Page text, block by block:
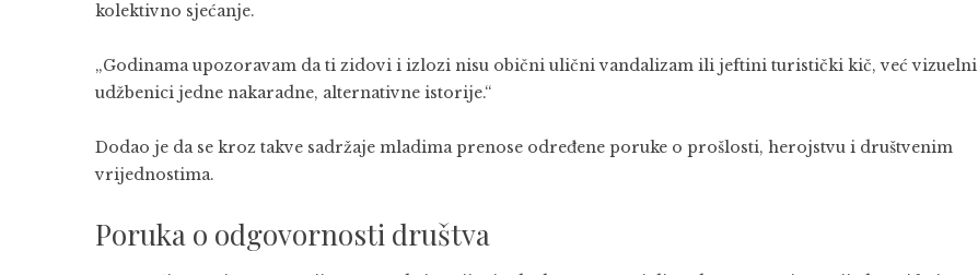
kolektivno sjećanje.
„Godinama upozoravam da ti zidovi i izlozi nisu obični ulični vandalizam ili jeftini turistički kič, već vizuelni
udžbenici jedne nakaradne, alternativne istorije.“
Dodao je da se kroz takve sadržaje mladima prenose određene poruke o prošlosti, herojstvu i društvenim
vrijednostima.
Poruka o odgovornosti društva